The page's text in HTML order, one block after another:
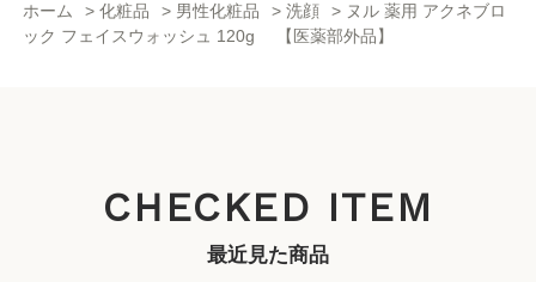
ホーム >化粧品 > 男性化粧品 > 洗顔 > ヌル 薬用 アクネブロ
ック フェイスウォッシュ 120g 【医薬部外品】
CHECKED ITEM
最近見た商品